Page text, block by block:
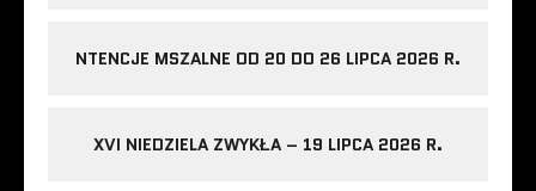
NTENCJE MSZALNE OD 20 DO 26 LIPCA 2026 R.
XVI NIEDZIELA ZWYKŁA – 19 LIPCA 2026 R.